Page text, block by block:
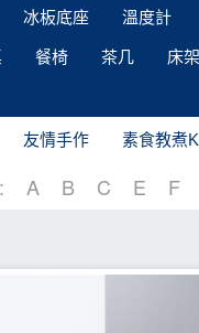
冰板底座 溫度計
餐椅 茶几 床架
友情手作 素食教煮
A B C E F